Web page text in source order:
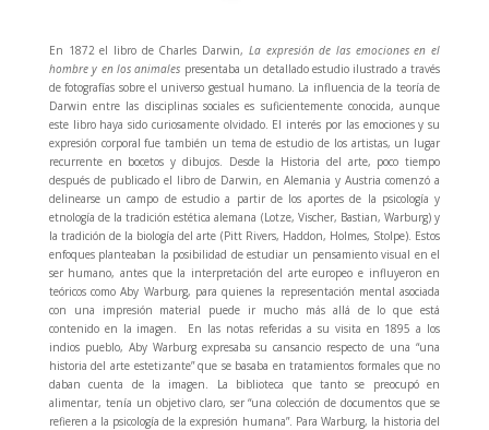
En 1872 el libro de Charles Darwin, La expresión de las emociones en el
hombre y en los animales presentaba un detallado estudio ilustrado a través
de fotografías sobre el universo gestual humano. La influencia de la teoría de
Darwin entre las disciplinas sociales es suficientemente conocida, aunque
este libro haya sido curiosamente olvidado. El interés por las emociones y su
expresión corporal fue también un tema de estudio de los artistas, un lugar
recurrente en bocetos y dibujos. Desde la Historia del arte, poco tiempo
después de publicado el libro de Darwin, en Alemania y Austria comenzó a
delinearse un campo de estudio a partir de los aportes de la psicología y
etnología de la tradición estética alemana (Lotze, Vischer, Bastian, Warburg) y
la tradición de la biología del arte (Pitt Rivers, Haddon, Holmes, Stolpe). Estos
enfoques planteaban la posibilidad de estudiar un pensamiento visual en el
ser humano, antes que la interpretación del arte europeo e influyeron en
teóricos como Aby Warburg, para quienes la representación mental asociada
con una impresión material puede ir mucho más allá de lo que está
contenido en la imagen. En las notas referidas a su visita en 1895 a los
indios pueblo, Aby Warburg expresaba su cansancio respecto de una “una
historia del arte estetizante” que se basaba en tratamientos formales que no
daban cuenta de la imagen. La biblioteca que tanto se preocupó en
alimentar, tenía un objetivo claro, ser “una colección de documentos que se
refieren a la psicología de la expresión humana”. Para Warburg, la historia del